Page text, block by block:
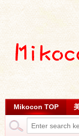
Mikocon TOP